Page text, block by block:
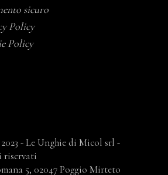
sicuro
Policy
Policy
- Le Unghie di Micol srl -
5, 02047 Poggio Mirteto